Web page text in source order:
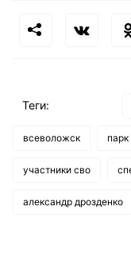
Теги:
всеволожск
участники сво
александр дрозденко